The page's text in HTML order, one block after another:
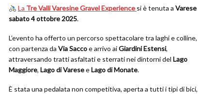
La Tre Valli Varesine Gravel Experience si è tenuta a Varese
sabato 4 ottobre 2025.
L’evento ha offerto un percorso spettacolare tra laghi e colline,
con partenza da Via Saccoe arrivo aiGiardini Estensi,
attraversando tratti asfaltati e sterrati nei dintorni del Lago
Maggiore, Lago di VareseeLago di Monate.
È stata una pedalata non competitiva, aperta a tutti i tipi di bici,